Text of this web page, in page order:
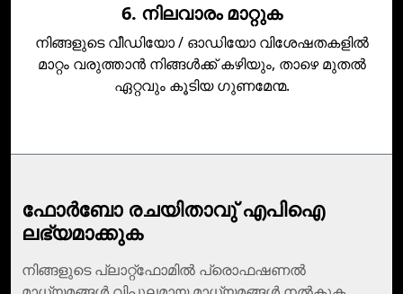
6. നിലവാരം മാറ്റുക
നിങ്ങളുടെ വീഡിയോ / ഓഡിയോ വിശേഷതകളില്‍
മാറ്റം വരുത്താന്‍ നിങ്ങള്‍ക്ക് കഴിയും, താഴെ മുതല്‍
ഏറ്റവും കൂടിയ ഗുണമേന്മ.
ഫോര്‍ബോ രചയിതാവു് എപിഐ
ലഭ്യമാക്കുക
നിങ്ങളുടെ പ്ലാറ്റ്ഫോമില്‍ പ്രൊഫഷണല്‍